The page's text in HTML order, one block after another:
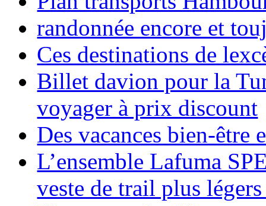
randonnée encore et
Ces destinations de
Billet davion pour la
voyager à prix discount
Des vacances bien-être
L’ensemble Lafuma
veste de trail plus